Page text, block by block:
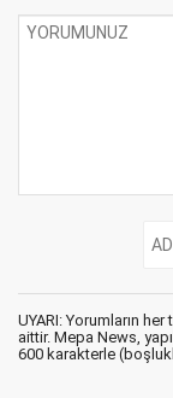
UYARI: Yorumların
aittir. Mepa News,
600 karakterle